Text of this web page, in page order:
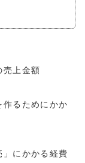
売上金額
作るためにかか
」にかかる経費